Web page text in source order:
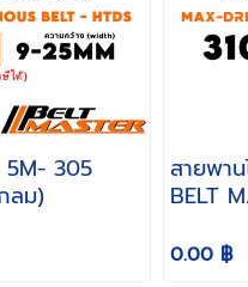
ลม)
สายพานไท
BELT
0.00 ฿